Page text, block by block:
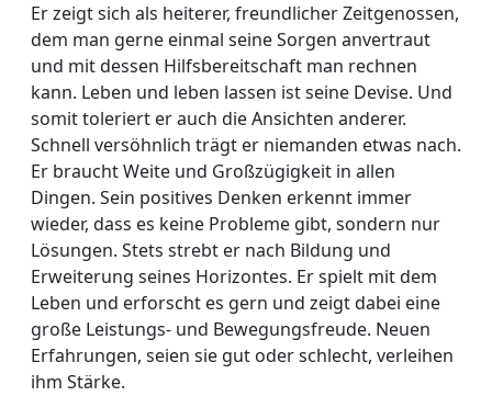
Er zeigt sich als heiterer, freundlicher Zeitgenossen,
dem man gerne einmal seine Sorgen anvertraut
und mit dessen Hilfsbereitschaft man rechnen
kann. Leben und leben lassen ist seine Devise. Und
somit toleriert er auch die Ansichten anderer.
Schnell versöhnlich trägt er niemanden etwas nach.
Er braucht Weite und Großzügigkeit in allen
Dingen. Sein positives Denken erkennt immer
wieder, dass es keine Probleme gibt, sondern nur
Lösungen. Stets strebt er nach Bildung und
Erweiterung seines Horizontes. Er spielt mit dem
Leben und erforscht es gern und zeigt dabei eine
große Leistungs- und Bewegungsfreude. Neuen
Erfahrungen, seien sie gut oder schlecht, verleihen
ihm Stärke.